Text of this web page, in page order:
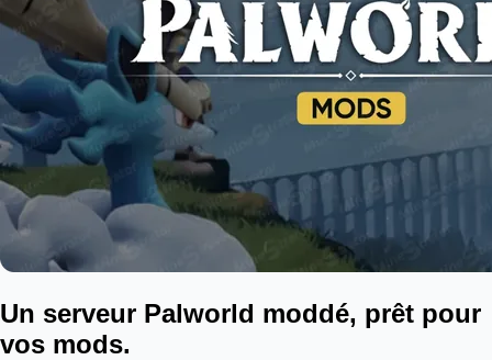
Un serveur Palworld moddé, prêt pour
vos mods.